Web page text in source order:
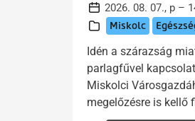
2026. 08. 07., p –
Miskolc
Idén a szárazság
parlagfűvel
Miskolci
megelőzésre is kellő